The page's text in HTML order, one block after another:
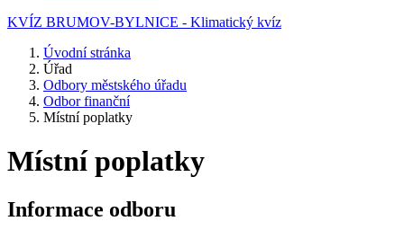
KVÍZ BRUMOV-BYLNICE - Klimatický kvíz
Úvodní stránka
Úřad
Odbory městského úřadu
Odbor finanční
Místní poplatky
Místní poplatky
Informace odboru